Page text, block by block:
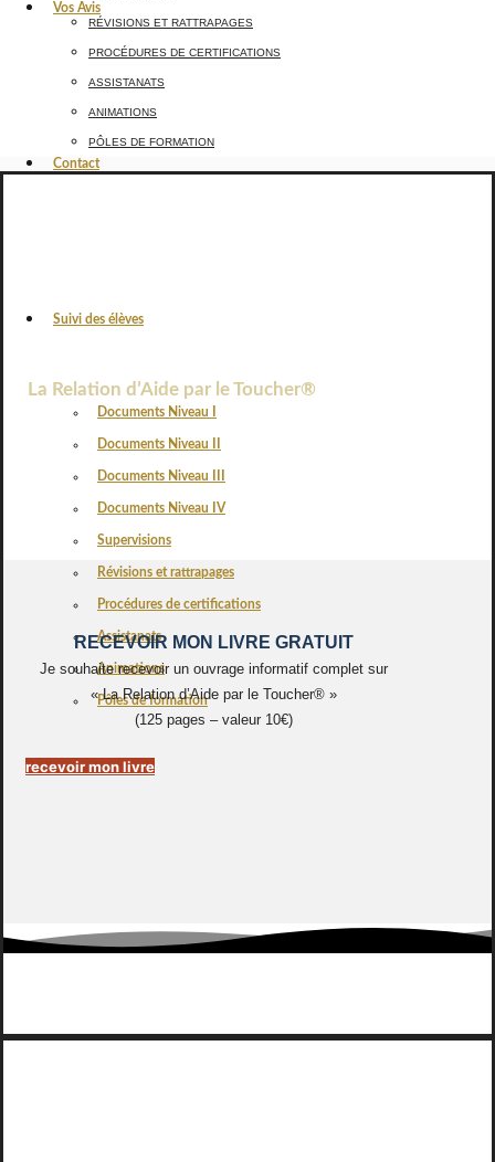
Vos Avis
Contact
Suivi des élèves
Documents Niveau I
Documents Niveau II
Documents Niveau III
Documents Niveau IV
Supervisions
Révisions et rattrapages
Procédures de certifications
Assistanats
Animations
Pôles de formation
RÉVISIONS ET RATTRAPAGES
PROCÉDURES DE CERTIFICATIONS
ASSISTANATS
ANIMATIONS
PÔLES DE FORMATION
La Relation d’Aide par le Toucher®
RECEVOIR MON LIVRE GRATUIT
Je souhaite recevoir un ouvrage informatif complet sur
« La Relation d’Aide par le Toucher® »
(125 pages – valeur 10€)
recevoir mon livre